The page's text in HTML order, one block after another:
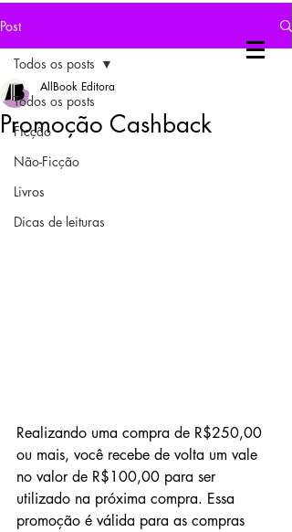
Post
Todos os posts
Ficção
Não-Ficção
Livros
Dicas de leituras
Todos os posts
Promoção Cashback
AllBook Editora
Realizando uma compra de R$250,00
ou mais, você recebe de volta um vale
no valor de R$100,00 para ser
utilizado na próxima compra. Essa
promoção é válida para as compras